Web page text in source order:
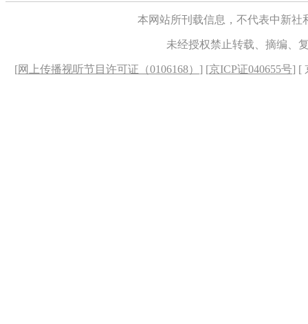
本网站所刊载信息，不代表中新
未经授权禁止转载、摘编、
[网上传播视听节目许可证（0106168） ] [京ICP证040655号] [